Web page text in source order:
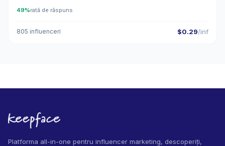
49%rată de răspuns
805 influenceri $0.29/inf
Platforma all-in-one pentru influencer marketing, descoperiți,